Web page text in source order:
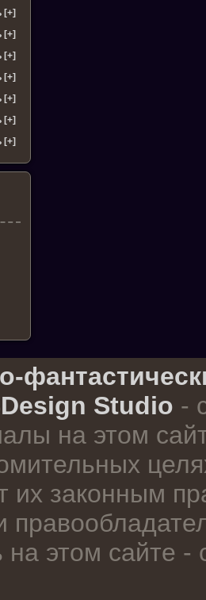
[+]
[+]
[+]
[+]
[+]
[+]
[+]
Studio -
на этом
их законным
на этом сайте